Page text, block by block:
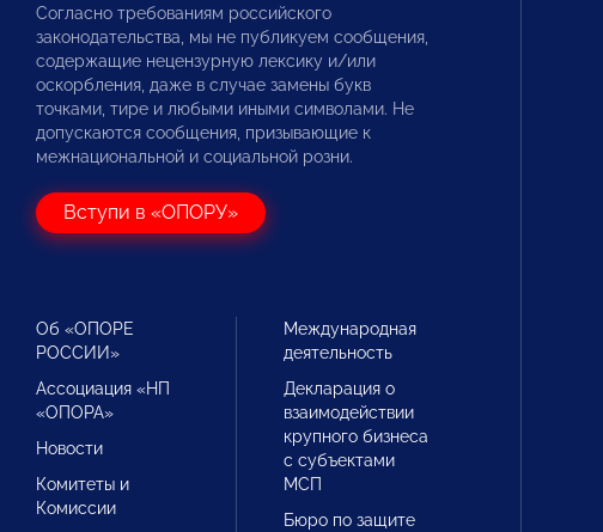
Согласно требованиям российского
законодательства, мы не публикуем сообщения,
содержащие нецензурную лексику и/или
оскорбления, даже в случае замены букв
точками, тире и любыми иными символами. Не
допускаются сообщения, призывающие к
межнациональной и социальной розни.
Вступи в «ОПОРУ»
Об «ОПОРЕ
РОССИИ»
Ассоциация «НП
«ОПОРА»
Новости
Комитеты и
Комиссии
Международная
деятельность
Декларация о
взаимодействии
крупного бизнеса
с субъектами
МСП
Бюро по защите